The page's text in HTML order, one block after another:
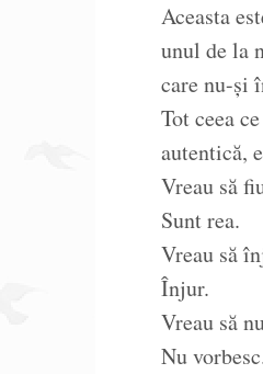
Aceasta
unul de la
care nu-și
Tot ceea
autentică,
Vreau să
Sunt rea.
Vreau să
Înjur.
Vreau să
Nu